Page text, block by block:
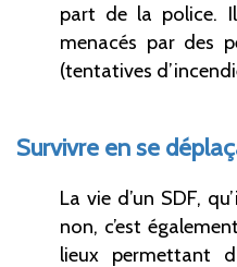
part de la police.
menacés par des
(tentatives
Survivre en se
La vie d’un SDF,
non, c’est
lieux permettant